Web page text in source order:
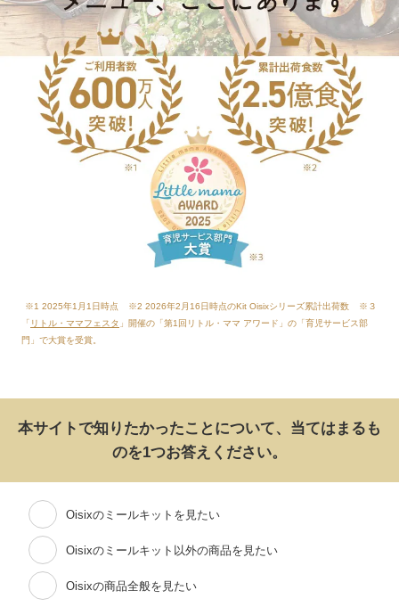
※1 2025年1月1日時点 ※2 2026年2月16日時点のKit Oisixシリーズ累計出荷数
※３
「 リトル・ママフェスタ 」開催の「第1回リトル・ママ アワード」の「育児サービス部
門」で大賞を受賞。
本サイトで知りたかったことについて、当てはまるも
のを1つお答えください。
Oisixのミールキットを見たい
Oisixのミールキット以外の商品を見たい
Oisixの商品全般を見たい